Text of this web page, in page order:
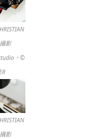
影
，©
影